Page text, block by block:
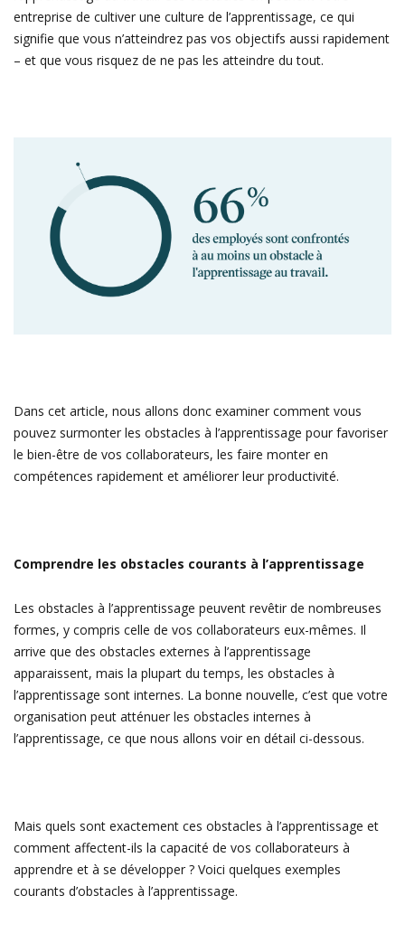
entreprise de cultiver une culture de l’apprentissage, ce qui
signifie que vous n’atteindrez pas vos objectifs aussi rapidement
– et que vous risquez de ne pas les atteindre du tout.
Dans cet article, nous allons donc examiner comment vous
pouvez surmonter les obstacles à l’apprentissage pour favoriser
le bien-être de vos collaborateurs, les faire monter en
compétences rapidement et améliorer leur productivité.
Comprendre les obstacles courants à l’apprentissage
Les obstacles à l’apprentissage peuvent revêtir de nombreuses
formes, y compris celle de vos collaborateurs eux-mêmes. Il
arrive que des obstacles externes à l’apprentissage
apparaissent, mais la plupart du temps, les obstacles à
l’apprentissage sont internes. La bonne nouvelle, c’est que votre
organisation peut atténuer les obstacles internes à
l’apprentissage, ce que nous allons voir en détail ci-dessous.
Mais quels sont exactement ces obstacles à l’apprentissage et
comment affectent-ils la capacité de vos collaborateurs à
apprendre et à se développer ? Voici quelques exemples
courants d’obstacles à l’apprentissage.